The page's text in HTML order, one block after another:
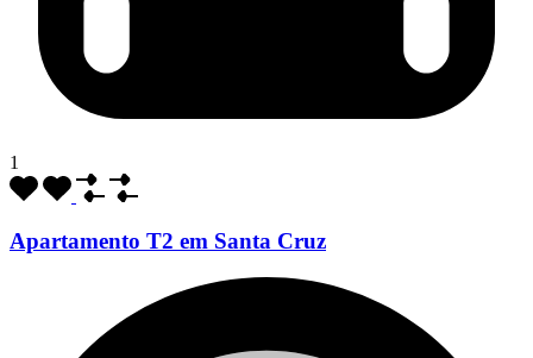
1
Apartamento T2 em Santa Cruz